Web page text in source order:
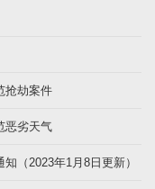
抢劫案件
恶劣天气
（2023年1月8日更新）